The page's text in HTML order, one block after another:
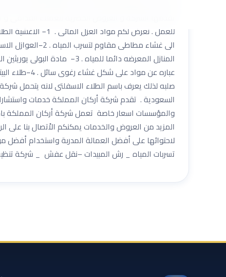
للعمل . نعرض لكم
الى غشاء مطاطى
المنازل المعرضه دائما
عباره عن
السعودية . تقدم شركة أركان المملكة خدمات
والمؤسسات اسعار خاصة تعمل شركة أركان المملكة
لاحتوائها على أفضل العمالة المدربة واستخدام
تسربات المياه _ رش المبيدات –نقل عفش _ شركة تنظيف